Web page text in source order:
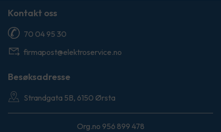
Kontakt oss
70 04 95 30
firmapost@elektroservice.no
Besøksadresse
Strandgata 5B, 6150 Ørsta
Org.no 956 899 478